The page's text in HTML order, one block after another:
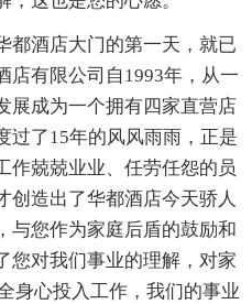
都酒店大门的第一天，就已
店有限公司自1993年，从一
展成为一个拥有四家直营店
过了15年的风风雨雨，正是
作兢兢业业、任劳任怨的员
创造出了华都酒店今天骄人
与您作为家庭后盾的鼓励和
您对我们事业的理解，对家
身心投入工作，我们的事业